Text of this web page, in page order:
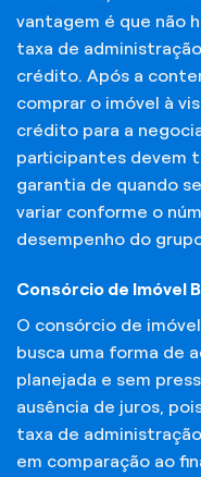
vantagem é que não
taxa de
crédito. Após a
comprar o imóvel à
crédito para a
participantes devem
garantia de quando
variar conforme o
desempenho do
Consórcio de Imóvel
O consórcio de
busca uma forma de
planejada e sem
ausência de juros,
taxa de
em comparação ao